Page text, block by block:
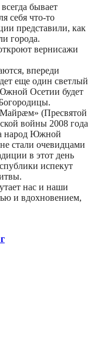
бывает
себя что-то
представили, как
города.
вернисажи
впереди
еще один светлый
Осетии будет
(Пресвятой
войны 2008 года
народ Южной
стали очевидцами
в этот день
испекут
нас и наши
и вдохновением,